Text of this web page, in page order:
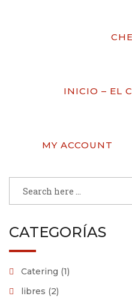
INICIO – EL
MY ACCOUNT
Lugar donde
BUSCAR
CATEGORÍAS
Catering (1)
libres (2)